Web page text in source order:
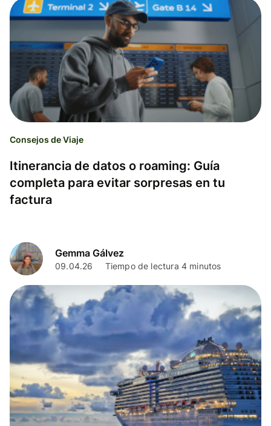
Consejos de Viaje
Itinerancia de datos o roaming: Guía
completa para evitar sorpresas en tu
factura
Gemma Gálvez
09.04.26 Tiempo de lectura 4 minutos